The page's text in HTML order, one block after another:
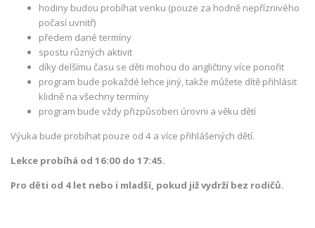
hodiny budou probíhat venku (pouze za hodně nepříznivého
počasí uvnitř)
předem dané termíny
spostu různých aktivit
díky delšímu času se děti mohou do angličtiny více ponořit
program bude pokaždé lehce jiný, takže můžete dítě přihlásit
klidně na všechny termíny
program bude vždy přizpůsoben úrovni a věku dětí
Výuka bude probíhat pouze od 4 a více přihlášených dětí.
Lekce probíhá od 16:00 do 17:45.
Pro děti od 4 let nebo i mladší, pokud již vydrží bez rodičů.